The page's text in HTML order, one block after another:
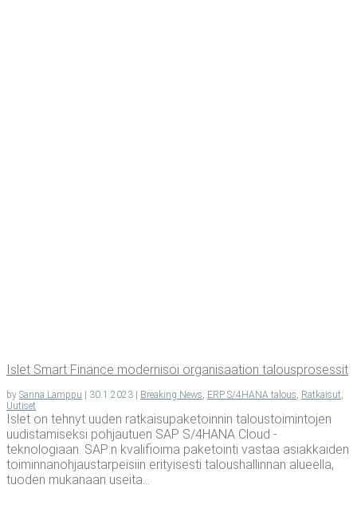
Islet Smart Finance moder­ni­soi orga­ni­saa­tion talousprosessit
by Sanna Lamppu | 30.1.2023 | Breaking News, ERP S/4HANA talous, Ratkaisut,
Uutiset
Islet on tehnyt uuden ratkaisupaketoinnin taloustoimintojen
uudistamiseksi pohjautuen SAP S/4HANA Cloud -
teknologiaan. SAP:n kvalifioima paketointi vastaa asiakkaiden
toiminnanohjaustarpeisiin erityisesti taloushallinnan alueella,
tuoden mukanaan useita...